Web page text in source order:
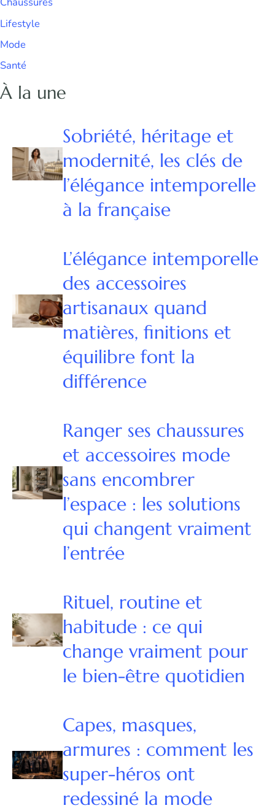
Lifestyle
Mode
Santé
À la une
Sobriété, héritage et
modernité, les clés de
l’élégance intemporelle
à la française
L’élégance intemporelle
des accessoires
artisanaux quand
matières, finitions et
équilibre font la
différence
Ranger ses chaussures
et accessoires mode
sans encombrer
l’espace : les solutions
qui changent vraiment
l’entrée
Rituel, routine et
habitude : ce qui
change vraiment pour
le bien-être quotidien
Capes, masques,
armures : comment les
super-héros ont
redessiné la mode